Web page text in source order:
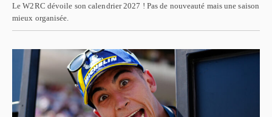
Le W2RC dévoile son calendrier 2027 ! Pas de nouveauté mais une saison
mieux organisée.